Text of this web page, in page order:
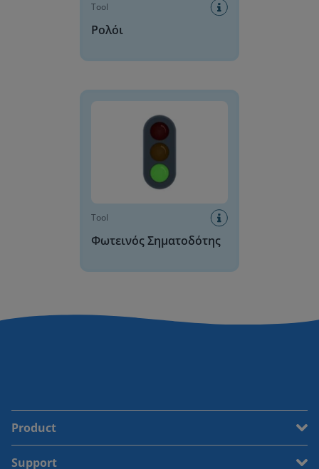
Tool
Ρολόι
Tool
Φωτεινός Σηματοδότης
Product
Support